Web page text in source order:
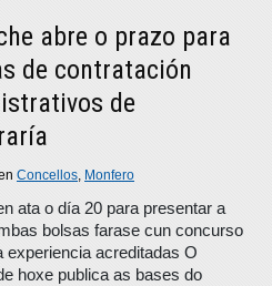
abre o prazo para
de contratación
de
Concellos, Monfero
ata o día 20 para presentar a
bolsas farase cun concurso
experiencia acreditadas O
hoxe publica as bases do